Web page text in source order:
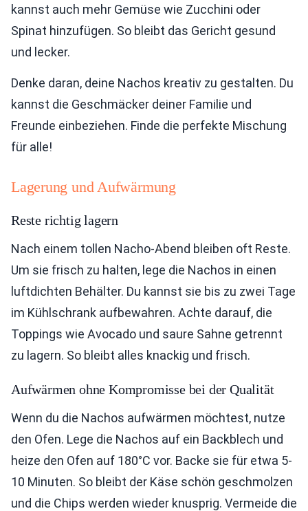
kannst auch mehr Gemüse wie Zucchini oder
Spinat hinzufügen. So bleibt das Gericht gesund
und lecker.
Denke daran, deine Nachos kreativ zu gestalten. Du
kannst die Geschmäcker deiner Familie und
Freunde einbeziehen. Finde die perfekte Mischung
für alle!
Lagerung und Aufwärmung
Reste richtig lagern
Nach einem tollen Nacho-Abend bleiben oft Reste.
Um sie frisch zu halten, lege die Nachos in einen
luftdichten Behälter. Du kannst sie bis zu zwei Tage
im Kühlschrank aufbewahren. Achte darauf, die
Toppings wie Avocado und saure Sahne getrennt
zu lagern. So bleibt alles knackig und frisch.
Aufwärmen ohne Kompromisse bei der Qualität
Wenn du die Nachos aufwärmen möchtest, nutze
den Ofen. Lege die Nachos auf ein Backblech und
heize den Ofen auf 180°C vor. Backe sie für etwa 5-
10 Minuten. So bleibt der Käse schön geschmolzen
und die Chips werden wieder knusprig. Vermeide die